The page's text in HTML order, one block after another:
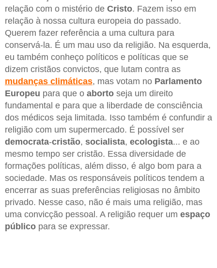
relação com o mistério de Cristo. Fazem isso em
relação à nossa cultura europeia do passado.
Querem fazer referência a uma cultura para
conservá-la. É um mau uso da religião. Na esquerda,
eu também conheço políticos e políticas que se
dizem cristãos convictos, que lutam contra as
mudanças climáticas, mas votam no Parlamento
Europeu para que o aborto seja um direito
fundamental e para que a liberdade de consciência
dos médicos seja limitada. Isso também é confundir a
religião com um supermercado. É possível ser
democrata-cristão, socialista, ecologista... e ao
mesmo tempo ser cristão. Essa diversidade de
formações políticas, além disso, é algo bom para a
sociedade. Mas os responsáveis políticos tendem a
encerrar as suas preferências religiosas no âmbito
privado. Nesse caso, não é mais uma religião, mas
uma convicção pessoal. A religião requer um espaço
público para se expressar.